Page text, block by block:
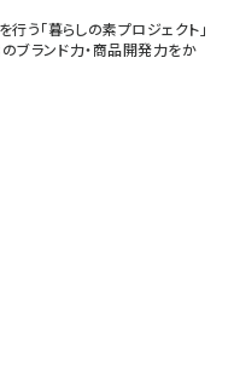
う「暮らしの素プロジェクト」
ブランド力・商品開発力をか